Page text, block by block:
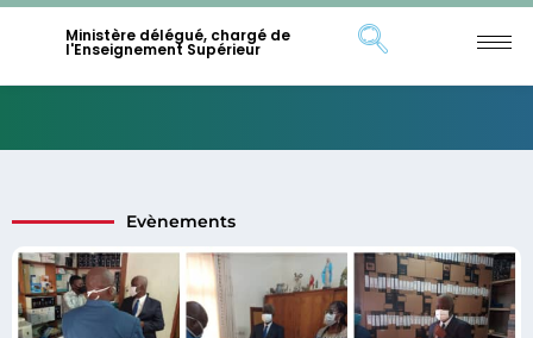
Ministère délégué, chargé de
l'Enseignement Supérieur
Evènements